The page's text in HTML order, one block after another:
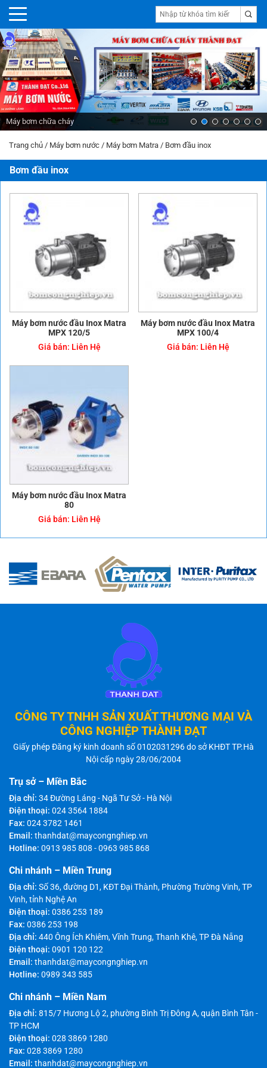
Máy bơm chữa cháy
Trang chủ / Máy bơm nước / Máy bơm Matra / Bơm đầu inox
Bơm đầu inox
Máy bơm nước đầu Inox Matra
MPX 120/5
Giá bán: Liên Hệ
Máy bơm nước đầu Inox Matra
MPX 100/4
Giá bán: Liên Hệ
Máy bơm nước đầu Inox Matra
80
Giá bán: Liên Hệ
CÔNG TY TNHH SẢN XUẤT THƯƠNG MẠI VÀ
CÔNG NGHIỆP THÀNH ĐẠT
Giấy phép Đăng ký kinh doanh số 0102031296 do sở KHĐT TP.Hà
Nội cấp ngày 28/06/2004
Trụ sở – Miền Bắc
Địa chỉ: 34 Đường Láng - Ngã Tư Sở - Hà Nội
Điện thoại: 024 3564 1884
Fax: 024 3782 1461
Email: thanhdat@maycongnghiep.vn
Hotline: 0913 985 808 -0963 985 868
Chi nhánh – Miền Trung
Địa chỉ: Số 36, đường D1, KĐT Đại Thành, Phường Trường Vinh, TP
Vinh, tỉnh Nghệ An
Điện thoại: 0386 253 189
Fax: 0386 253 198
Địa chỉ: 440 Ông Ích Khiêm, Vĩnh Trung, Thanh Khê, TP Đà Nẵng
Điện thoại: 0901 120 122
Email: thanhdat@maycongnghiep.vn
Hotline: 0989 343 585
Chi nhánh – Miền Nam
Địa chỉ: 815/7 Hương Lộ 2, phường Bình Trị Đông A, quận Bình Tân -
TP HCM
Điện thoại: 028 3869 1280
Fax: 028 3869 1280
Email: thanhdat@maycongnghiep.vn